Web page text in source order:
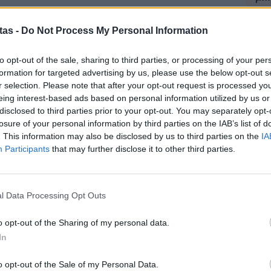
- Do Not Process My Personal Information
opt-out of the sale, sharing to third parties, or processing of your
for targeted advertising by us, please use the below opt-out
selection. Please note that after your opt-out request is processed
interest-based ads based on personal information utilized by us
to third parties prior to your opt-out. You may separately
of your personal information by third parties on the IAB’s list of
This information may also be disclosed by us to third parties on the
Participants that may further disclose it to other third parties.
Data Processing Opt Outs
opt-out of the Sharing of my personal data.
opt-out of the Sale of my Personal Data.
όπως εμφανίζονται στο Gov.gr Wallet σχετικά
αποδεικτική ισχύ και αποσκοπούν μόνο
οδηγική τους συμπεριφορά.
έγινε από το Υπουργείο Μεταφορών,
Συστημάτων και Ψηφιακής Διακυβέρνησης
και Έρευνας (ΕΔΥΤΕ ΑΕ – GRNET)
να εγκαθιστούν την εφαρμογή Gov.gr Wallet
04
06
e-
04